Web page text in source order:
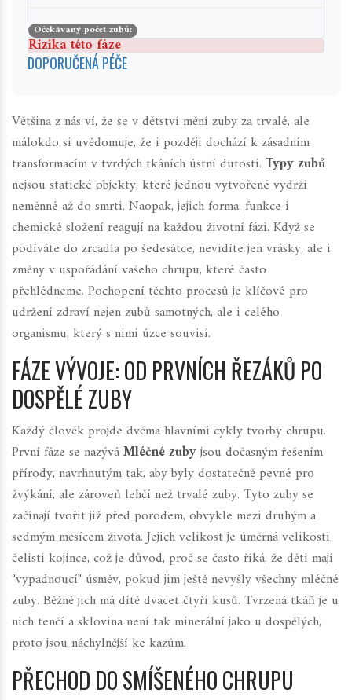
Očekávaný počet zubů:
Rizika této fáze
DOPORUČENÁ PÉČE
Většina z nás ví, že se v dětství mění zuby za trvalé, ale
málokdo si uvědomuje, že i později dochází k zásadním
transformacím v tvrdých tkáních ústní dutosti. Typy zubů
nejsou statické objekty, které jednou vytvořené vydrží
neměnné až do smrti. Naopak, jejich forma, funkce i
chemické složení reagují na každou životní fázi. Když se
podíváte do zrcadla po šedesátce, nevidíte jen vrásky, ale i
změny v uspořádání vašeho chrupu, které často
přehlédneme. Pochopení těchto procesů je klíčové pro
udržení zdraví nejen zubů samotných, ale i celého
organismu, který s nimi úzce souvisí.
FÁZE VÝVOJE: OD PRVNÍCH ŘEZÁKŮ PO
DOSPĚLÉ ZUBY
Každý člověk projde dvěma hlavními cykly tvorby chrupu.
První fáze se nazýváMléčné zubyjsou dočasným řešením
přírody, navrhnutým tak, aby byly dostatečně pevné pro
žvýkání, ale zároveň lehčí než trvalé zuby. Tyto zuby se
začínají tvořit již před porodem, obvykle mezi druhým a
sedmým měsícem života. Jejich velikost je úměrná velikosti
čelisti kojince, což je důvod, proč se často říká, že děti mají
"vypadnoucí" úsměv, pokud jim ještě nevyšly všechny mléčné
zuby. Běžně jich má dítě dvacet čtyři kusů. Tvrzená tkáň je u
nich tenčí a sklovina není tak minerální jako u dospělých,
proto jsou náchylnější ke kazům.
PŘECHOD DO SMÍŠENÉHO CHRUPU